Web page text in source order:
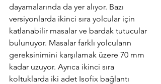
dayamalarında da yer alıyor. Bazı
versiyonlarda ikinci sıra yolcular için
katlanabilir masalar ve bardak tutucular
bulunuyor. Masalar farklı yolcuların
gereksinimini karşılamak üzere 70 mm
kadar uzuyor. Ayrıca ikinci sıra
koltuklarda iki adet Isofix bağlantı